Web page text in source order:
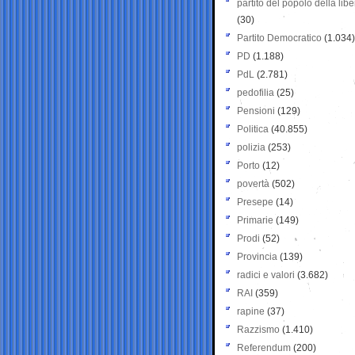
partito del popolo della
(30)
Partito Democratico (1.034)
PD (1.188)
PdL (2.781)
pedofilia (25)
Pensioni (129)
Politica (40.855)
polizia (253)
Porto (12)
povertà (502)
Presepe (14)
Primarie (149)
Prodi (52)
Provincia (139)
radici e valori (3.682)
RAI (359)
rapine (37)
Razzismo (1.410)
Referendum (200)